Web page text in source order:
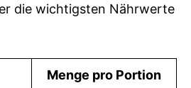
die wichtigsten Nährwerte
Menge pro Portion